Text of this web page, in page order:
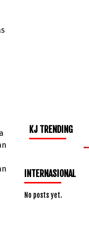
KJ TRENDING
INTERNASIONAL
No posts yet.